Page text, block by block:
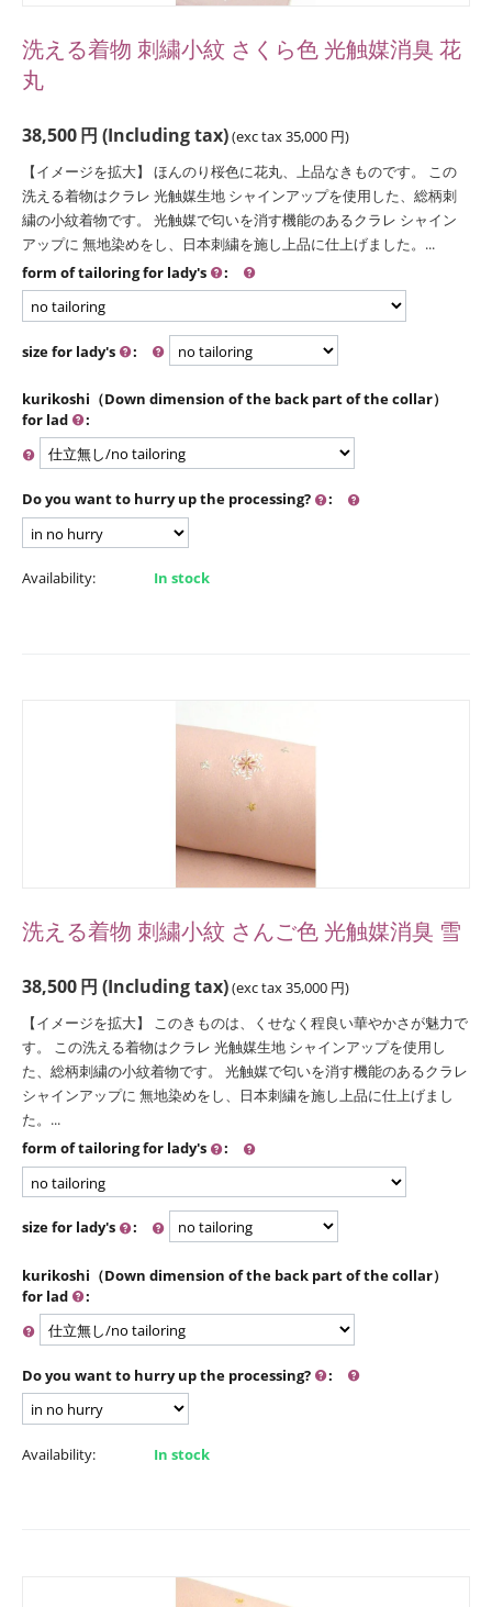
洗える着物 刺繍小紋 さくら色 光触媒消臭 花
丸
38,500円 (Including tax)(exc tax35,000 円)
【イメージを拡大】 ほんのり桜色に花丸、上品なきものです。 この
洗える着物はクラレ 光触媒生地 シャインアップを使用した、総柄刺
繍の小紋着物です。 光触媒で匂いを消す機能のあるクラレ シャイン
アップに 無地染めをし、日本刺繍を施し上品に仕上げました。...
form of tailoring for lady's
:
size for lady's :
kurikoshi（Down dimension of the back part of the collar）
for lad
:
Do you want to hurry up the processing? :
Availability: In stock
洗える着物 刺繍小紋 さんご色 光触媒消臭 雪
38,500円 (Including tax)(exc tax35,000 円)
【イメージを拡大】 このきものは、くせなく程良い華やかさが魅力で
す。 この洗える着物はクラレ 光触媒生地 シャインアップを使用し
た、総柄刺繍の小紋着物です。 光触媒で匂いを消す機能のあるクラレ
シャインアップに 無地染めをし、日本刺繍を施し上品に仕上げまし
た。...
form of tailoring for lady's
:
size for lady's :
kurikoshi（Down dimension of the back part of the collar）
for lad
:
Do you want to hurry up the processing? :
Availability: In stock